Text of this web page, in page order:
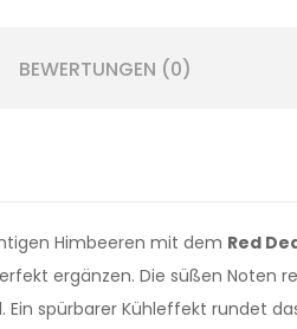
BEWERTUNGEN (0)
Himbeeren mit dem Red
ergänzen. Die süßen Noten
spürbarer Kühleffekt rundet